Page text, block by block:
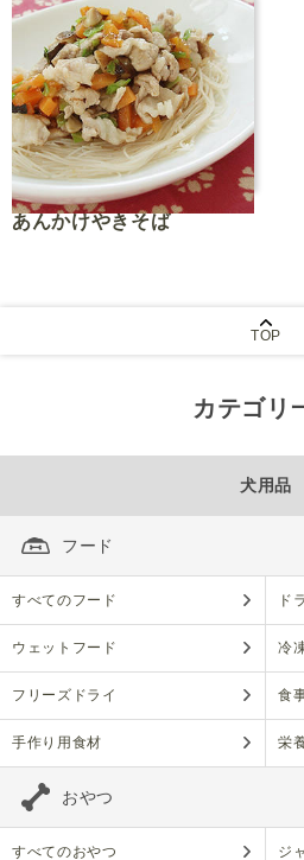
あんかけやきそば
TOP
カテゴリ
犬用品
フード
すべてのフード ド
ウェットフード 冷
フリーズドライ 食
手作り用食材 栄
おやつ
すべてのおやつ ジ